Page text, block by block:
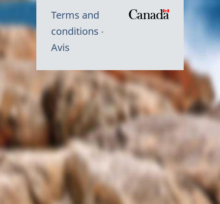
Terms and
conditions
Avis
Symbole
du
Canada